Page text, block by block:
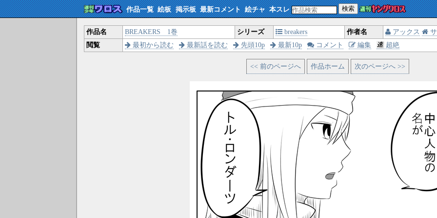
作品一覧 絵板 掲示板 最新コメント 絵チャ 本スレ 検索
作品名 BREAKERS 1巻 シリーズ breakers 作者名 アックス
閲覧
最初から読む 最新話を読む 先頭10p 最新10p コメント 編集 超絶
<< 前のページへ 作品ホーム 次のページへ >>